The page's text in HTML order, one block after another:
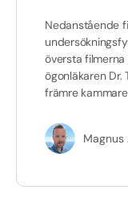
Nedanstående
översta
ögonläkaren Dr.
främre
Magnus